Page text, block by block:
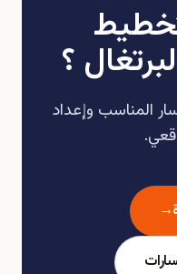
؟
المناسب وإعداد
→